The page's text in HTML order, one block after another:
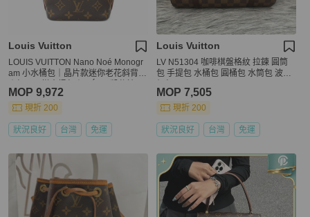
Louis Vuitton
LOUIS VUITTON Nano Noé Monogr
am 小水桶包｜晶片款迷你老花斜背包
MOP 9,972
現折 200
狀況良好 台灣 免運
Louis Vuitton
LV N51304 咖啡棋盤格紋 拉鍊 圓筒
包 手提包 水桶包 圓桶包 水筒包 波士
MOP 7,505
現折 200
狀況良好 台灣 免運